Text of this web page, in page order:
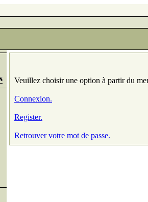
Veuillez choisir une option à partir du
Connexion.
Register.
Retrouver votre mot de passe.